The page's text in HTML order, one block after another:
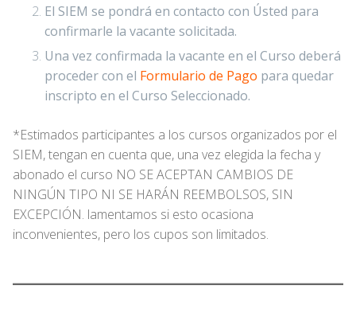
El SIEM se pondrá en contacto con Ústed para
confirmarle la vacante solicitada.
Una vez confirmada la vacante en el Curso deberá
proceder con el Formulario de Pago para quedar
inscripto en el Curso Seleccionado.
*Estimados participantes a los cursos organizados por el
SIEM, tengan en cuenta que, una vez elegida la fecha y
abonado el curso NO SE ACEPTAN CAMBIOS DE
NINGÚN TIPO NI SE HARÁN REEMBOLSOS, SIN
EXCEPCIÓN. lamentamos si esto ocasiona
inconvenientes, pero los cupos son limitados.